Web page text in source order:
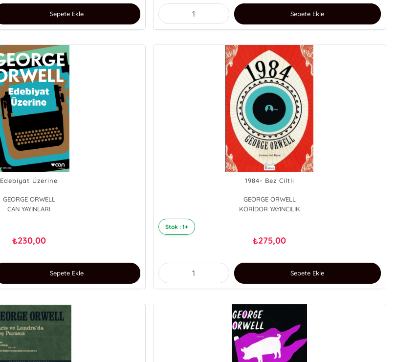
Sepete Ekle Sepete Ekle
Edebiyat Üzerine
GEORGE ORWELL
CAN YAYINLARI
₺230,00
Sepete Ekle
1984- Bez Ciltli
GEORGE ORWELL
KORİDOR YAYINCILIK
Stok : 1+
₺275,00
Sepete Ekle